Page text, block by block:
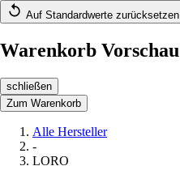
Auf Standardwerte zurücksetzen
Warenkorb Vorschau
schließen
Zum Warenkorb
Alle Hersteller
-
LORO